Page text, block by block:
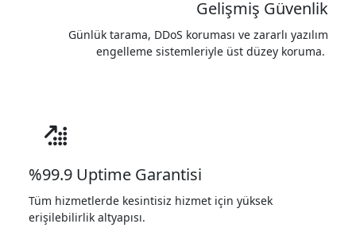
Gelişmiş Güvenlik
Günlük tarama, DDoS koruması ve zararlı yazılım
engelleme sistemleriyle üst düzey koruma.
%99.9 Uptime Garantisi
Tüm hizmetlerde kesintisiz hizmet için yüksek
erişilebilirlik altyapısı.